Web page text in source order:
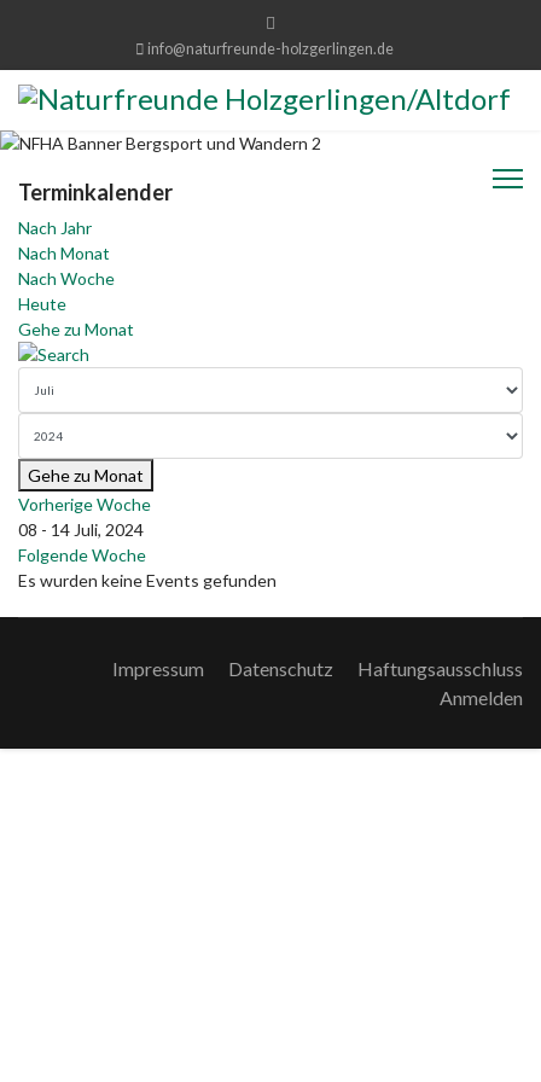
info@naturfreunde-holzgerlingen.de
Terminkalender
Nach Jahr
Nach Monat
Nach Woche
Heute
Gehe zu Monat
Gehe zu Monat
Vorherige Woche
08 - 14 Juli, 2024
Folgende Woche
Es wurden keine Events gefunden
Impressum Datenschutz
Haftungsausschluss
Anmelden